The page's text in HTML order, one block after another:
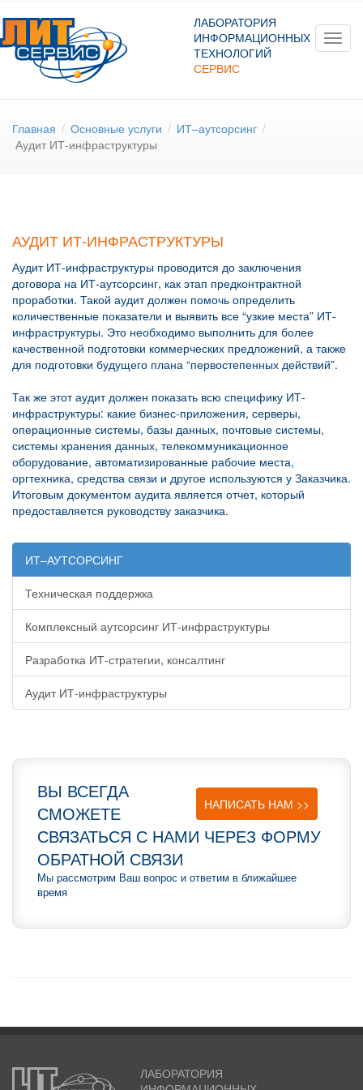
ЛАБОРАТОРИЯ
ИНФОРМАЦИОННЫХ
ТЕХНОЛОГИЙ
СЕРВИС
Главная / Основные услуги / ИТ–аутсорсинг /
Аудит ИТ-инфраструктуры
АУДИТ ИТ-ИНФРАСТРУКТУРЫ
Аудит ИТ-инфраструктуры проводится до заключения
договора на ИТ-аутсорсинг, как этап предконтрактной
проработки. Такой аудит должен помочь определить
количественные показатели и выявить все “узкие места” ИТ-
инфраструктуры. Это необходимо выполнить для более
качественной подготовки коммерческих предложений, а также
для подготовки будущего плана “первостепенных действий”.
Так же этот аудит должен показать всю специфику ИТ-
инфраструктуры: какие бизнес-приложения, серверы,
операционные системы, базы данных, почтовые системы,
системы хранения данных, телекоммуникационное
оборудование, автоматизированные рабочие места,
оргтехника, средства связи и другое используются у Заказчика.
Итоговым документом аудита является отчет, который
предоставляется руководству заказчика.
ИТ–АУТСОРСИНГ
Техническая поддержка
Комплексный аутсорсинг ИТ-инфраструктуры
Разработка ИТ-стратегии, консалтинг
Аудит ИТ-инфраструктуры
НАПИСАТЬ НАМ >>
ВЫ ВСЕГДА
СМОЖЕТЕ
СВЯЗАТЬСЯ С НАМИ ЧЕРЕЗ ФОРМУ
ОБРАТНОЙ СВЯЗИ
Мы рассмотрим Ваш вопрос и ответим в ближайшее
время
ЛАБОРАТОРИЯ